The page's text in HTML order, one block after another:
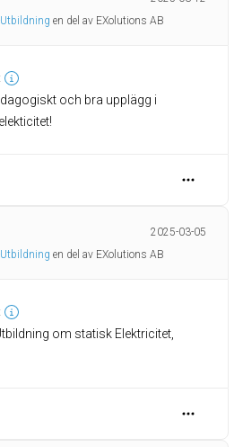
en del av EXolutions AB
och bra upplägg i
2025-03-05
en del av EXolutions AB
om statisk Elektricitet,